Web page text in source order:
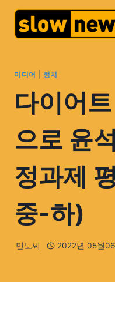
미디어 정치
다이어
으로 윤
정과제
중-하)
민노씨 2022년 05월